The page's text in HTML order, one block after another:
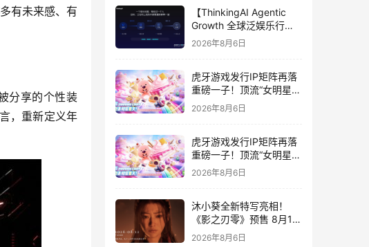
有未来感、有
分享的个性装
，重新定义年
【ThinkingAI Agentic
Growth 全球泛娱乐行业
峰会】Agent 时代，人到
2026年8月6日
虎牙游戏发行IP矩阵再落
重磅一子！顶流“女明星”
ZANMANG LOOPY 正版
3D消除手游《消消奇遇》
2026年8月6日
虎牙游戏发行IP矩阵再落
重磅一子！顶流“女明星”
ZANMANG LOOPY 正版
2026年8月6日
沐小葵全新特写亮相！
《影之刃零》预售 8月12
日开启
2026年8月6日